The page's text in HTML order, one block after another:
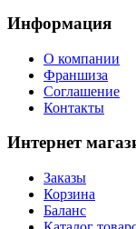
Информация
О компании
Франшиза
Соглашение
Контакты
Интернет
Заказы
Корзина
Баланс